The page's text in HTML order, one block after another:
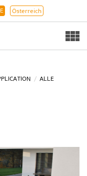
Österreich
ALLE